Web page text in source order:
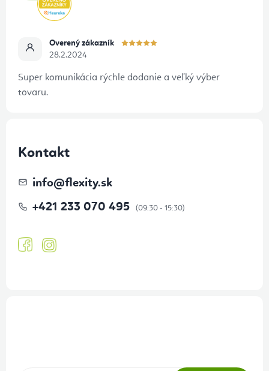
Overený zákazník
28.2.2024
Super komunikácia rýchle dodanie a veľký výber
tovaru.
Kontakt
info@flexity.sk
+421 233 070 495